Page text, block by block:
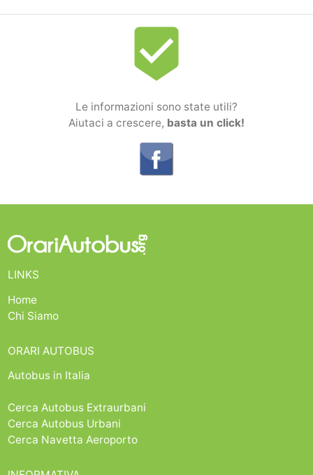
beenhere
Le informazioni sono state utili?
Aiutaci a crescere, basta un click!
LINKS
Home
Chi Siamo
ORARI AUTOBUS
Autobus in Italia
Cerca Autobus Extraurbani
Cerca Autobus Urbani
Cerca Navetta Aeroporto